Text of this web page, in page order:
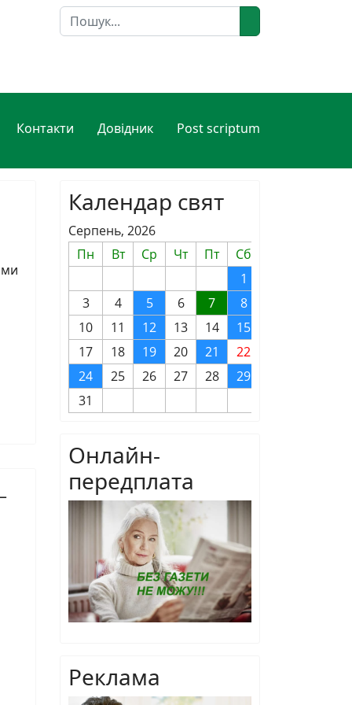
Пошук
Контакти Довідник Post scriptum
Календар свят
Серпень, 2026
Пн
Вт Ср Чт Пт Сб
1
3
4 5 6 7 8
10
11 12 13 14 15
17
18 19 20 21 22
24
25 26 27 28 29
31
Онлайн-
передплата
Реклама